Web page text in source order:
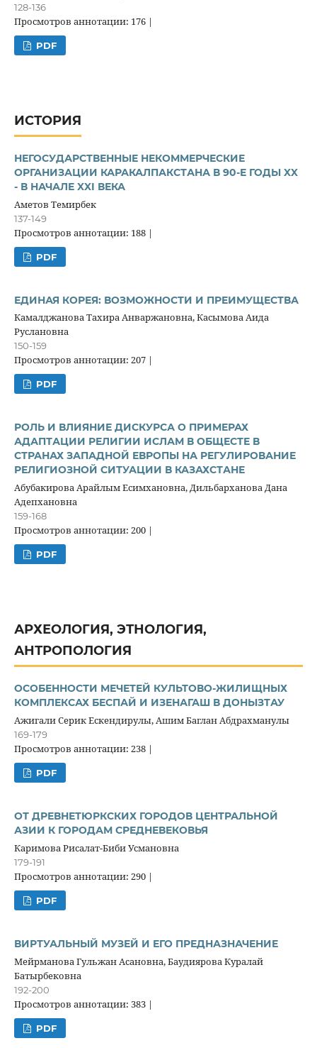
128-136
Просмотров аннотации: 176 |
PDF
ИСТОРИЯ
НЕГОСУДАРСТВЕННЫЕ НЕКОММЕРЧЕСКИЕ
ОРГАНИЗАЦИИ КАРАКАЛПАКСТАНА В 90-Е ГОДЫ XX
- В НАЧАЛЕ XXI ВЕКА
Аметов Темирбек
137-149
Просмотров аннотации: 188 |
PDF
ЕДИНАЯ КОРЕЯ: ВОЗМОЖНОСТИ И ПРЕИМУЩЕСТВА
Камалджанова Тахира Анваржановна, Касымова Аида
Руслановна
150-159
Просмотров аннотации: 207 |
PDF
РОЛЬ И ВЛИЯНИЕ ДИСКУРСА О ПРИМЕРАХ
АДАПТАЦИИ РЕЛИГИИ ИСЛАМ В ОБЩЕСТЕ В
СТРАНАХ ЗАПАДНОЙ ЕВРОПЫ НА РЕГУЛИРОВАНИЕ
РЕЛИГИОЗНОЙ СИТУАЦИИ В КАЗАХСТАНЕ
Абубакирова Арайлым Есимхановна, Дильбарханова Дана
Адепхановна
159-168
Просмотров аннотации: 200 |
PDF
АРХЕОЛОГИЯ, ЭТНОЛОГИЯ,
АНТРОПОЛОГИЯ
ОСОБЕННОСТИ МЕЧЕТЕЙ КУЛЬТОВО-ЖИЛИЩНЫХ
КОМПЛЕКСАХ БЕСПАЙ И ИЗЕНАГАШ В ДОНЫЗТАУ
Ажигали Серик Ескендирулы, Ашим Баглан Абдрахманулы
169-179
Просмотров аннотации: 238 |
PDF
ОТ ДРЕВНЕТЮРКСКИХ ГОРОДОВ ЦЕНТРАЛЬНОЙ
АЗИИ К ГОРОДАМ СРЕДНЕВЕКОВЬЯ
Каримова Рисалат-Биби Усмановна
179-191
Просмотров аннотации: 290 |
PDF
ВИРТУАЛЬНЫЙ МУЗЕЙ И ЕГО ПРЕДНАЗНАЧЕНИЕ
Мейрманова Гульжан Асановна, Баудиярова Куралай
Батырбековна
192-200
Просмотров аннотации: 383 |
PDF